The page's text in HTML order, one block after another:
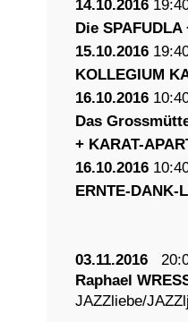
14.10.2016
Die SPAFUDLA
15.10.2016
KOLLEGIUM
16.10.2016
Das
+ KARAT-
16.10.2016
ERNTE-DANK-
03.11.2016
Raphael
JAZZliebe/